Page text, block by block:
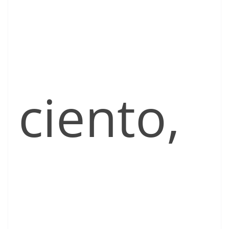
ciento,